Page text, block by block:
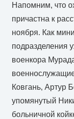
Напомним, что
причастна к
ноября. Как
подразделения
военкора
Ковгань, Артур
упомянутый
больничной